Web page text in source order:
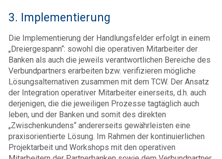
3. Implementierung
Die Implementierung der Handlungsfelder erfolgt in einem
„Dreiergespann“: sowohl die operativen Mitarbeiter der
Banken als auch die jeweils verantwortlichen Bereiche des
Verbundpartners erarbeiten bzw. verifizieren mögliche
Lösungsalternativen zusammen mit dem TCW. Der Ansatz
der Integration operativer Mitarbeiter einerseits, d.h. auch
derjenigen, die die jeweiligen Prozesse tagtäglich auch
leben, und der Banken und somit des direkten
„Zwischenkundens“ andererseits gewährleisten eine
praxisorientierte Lösung. Im Rahmen der kontinuierlichen
Projektarbeit und Workshops mit den operativen